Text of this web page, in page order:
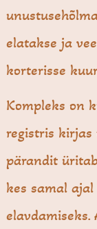
elatakse ja
korterisse
Kompleks on
registris
pärandit
kes samal